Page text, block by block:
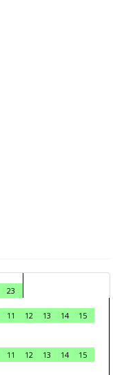
23
11 12 13 14
15
11 12 13 14
15